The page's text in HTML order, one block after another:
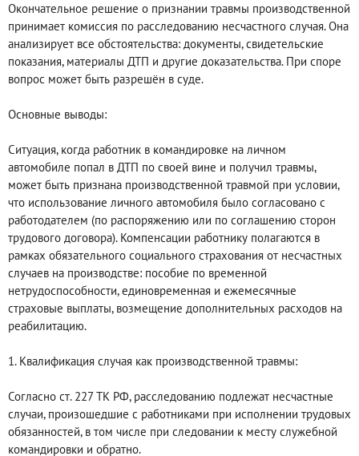
Окончательное решение о признании травмы производственной
принимает комиссия по расследованию несчастного случая. Она
анализирует все обстоятельства: документы, свидетельские
показания, материалы ДТП и другие доказательства. При споре
вопрос может быть разрешён в суде.
Основные выводы:
Ситуация, когда работник в командировке на личном
автомобиле попал в ДТП по своей вине и получил травмы,
может быть признана производственной травмой при условии,
что использование личного автомобиля было согласовано с
работодателем (по распоряжению или по соглашению сторон
трудового договора). Компенсации работнику полагаются в
рамках обязательного социального страхования от несчастных
случаев на производстве: пособие по временной
нетрудоспособности, единовременная и ежемесячные
страховые выплаты, возмещение дополнительных расходов на
реабилитацию.
1. Квалификация случая как производственной травмы:
Согласно ст. 227 ТК РФ, расследованию подлежат несчастные
случаи, произошедшие с работниками при исполнении трудовых
обязанностей, в том числе при следовании к месту служебной
командировки и обратно.